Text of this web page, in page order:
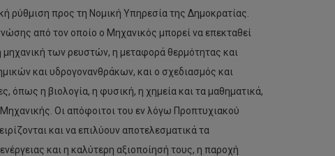
ρύθμιση προς τη Νομική Υπηρεσία της Δημοκρατίας.
από τον οποίο ο Μηχανικός μπορεί να επεκταθεί
μηχανική των ρευστών, η μεταφορά θερμότητας και
και υδρογονανθράκων, και ο σχεδιασμός και
όπως η βιολογία, η φυσική, η χημεία και τα μαθηματικά,
Οι απόφοιτοι του εν λόγω Προπτυχιακού
και να επιλύουν αποτελεσματικά τα
και η καλύτερη αξιοποίησή τους, η παροχή